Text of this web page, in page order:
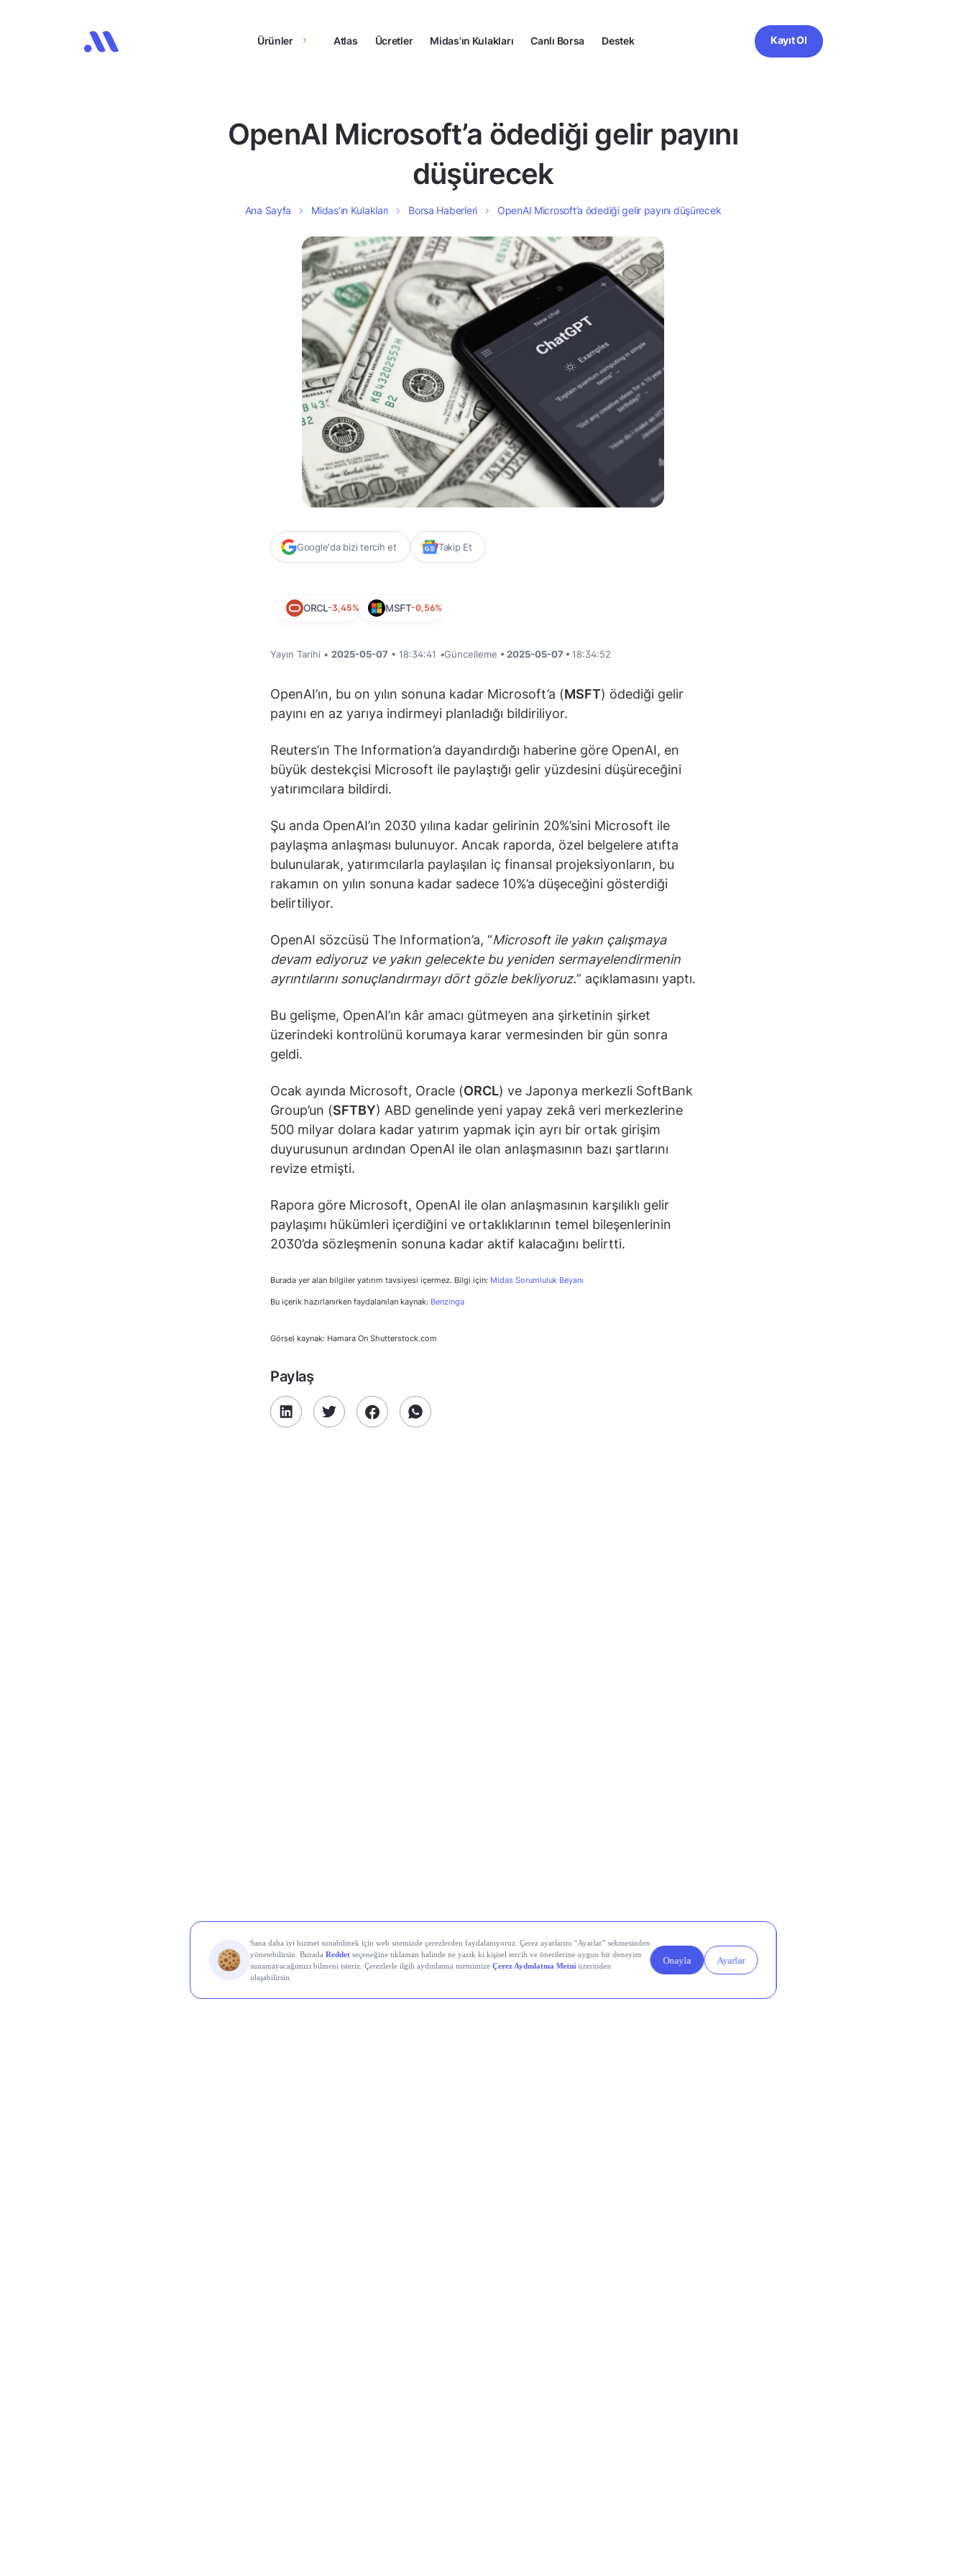
Ürünler Atlas Ücretler Midas’ın Kulakları Canlı Borsa Destek Kayıt Ol
OpenAI Microsoft’a ödediği gelir payını
düşürecek
Ana Sayfa Midas’ın Kulakları Borsa Haberleri OpenAI Microsoft’a ödediği gelir payını düşürecek
Google'da bizi tercih et Takip Et
ORCL-3,45% MSFT-0,56%
Yayın Tarihi • 2025-05-07 • 18:34:41 •Güncelleme • 2025-05-07 • 18:34:52
OpenAI’ın, bu on yılın sonuna kadar Microsoft’a (MSFT) ödediği gelir
payını en az yarıya indirmeyi planladığı bildiriliyor.
Reuters’ın The Information’a dayandırdığı haberine göre OpenAI, en
büyük destekçisi Microsoft ile paylaştığı gelir yüzdesini düşüreceğini
yatırımcılara bildirdi.
Şu anda OpenAI’ın 2030 yılına kadar gelirinin 20%’sini Microsoft ile
paylaşma anlaşması bulunuyor. Ancak raporda, özel belgelere atıfta
bulunularak, yatırımcılarla paylaşılan iç finansal projeksiyonların, bu
rakamın on yılın sonuna kadar sadece 10%’a düşeceğini gösterdiği
belirtiliyor.
OpenAI sözcüsü The Information’a, “Microsoft ile yakın çalışmaya
devam ediyoruz ve yakın gelecekte bu yeniden sermayelendirmenin
ayrıntılarını sonuçlandırmayı dört gözle bekliyoruz.” açıklamasını yaptı.
Bu gelişme, OpenAI’ın kâr amacı gütmeyen ana şirketinin şirket
üzerindeki kontrolünü korumaya karar vermesinden bir gün sonra
geldi.
Ocak ayında Microsoft, Oracle (ORCL) ve Japonya merkezli SoftBank
Group’un (SFTBY) ABD genelinde yeni yapay zekâ veri merkezlerine
500 milyar dolara kadar yatırım yapmak için ayrı bir ortak girişim
duyurusunun ardından OpenAI ile olan anlaşmasının bazı şartlarını
revize etmişti.
Rapora göre Microsoft, OpenAI ile olan anlaşmasının karşılıklı gelir
paylaşımı hükümleri içerdiğini ve ortaklıklarının temel bileşenlerinin
2030’da sözleşmenin sonuna kadar aktif kalacağını belirtti.
Burada yer alan bilgiler yatırım tavsiyesi içermez. Bilgi için: Midas Sorumluluk Beyanı
Bu içerik hazırlanırken faydalanılan kaynak: Benzinga
Görsel kaynak: Hamara On Shutterstock.com
Paylaş